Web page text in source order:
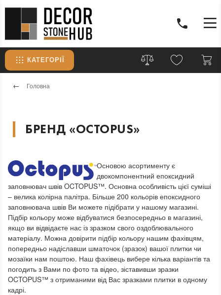
КАТЕГОРІЇ
Головна
БРЕНД «OCTOPUS»
Основою асортименту є
двокомпонентний епоксидний
заповнювач швів OCTOPUS™. Основна особливість цієї суміші
– велика колірна палітра. Більше 200 кольорів епоксидного
заповнювача швів Ви можете підібрати у нашому магазині.
Підбір кольору може відбуватися безпосередньо в магазині,
якщо ви відвідаєте нас із зразком свого оздоблювального
матеріалу. Можна довірити підбір кольору нашим фахівцям,
попередньо надіславши шматочок (зразок) вашої плитки чи
мозаїки нам поштою. Наш фахівець вибере кілька варіантів та
погодить з Вами по фото та відео, зіставивши зразки
OCTOPUS™ з отриманими від Вас зразками плитки в одному
кадрі.